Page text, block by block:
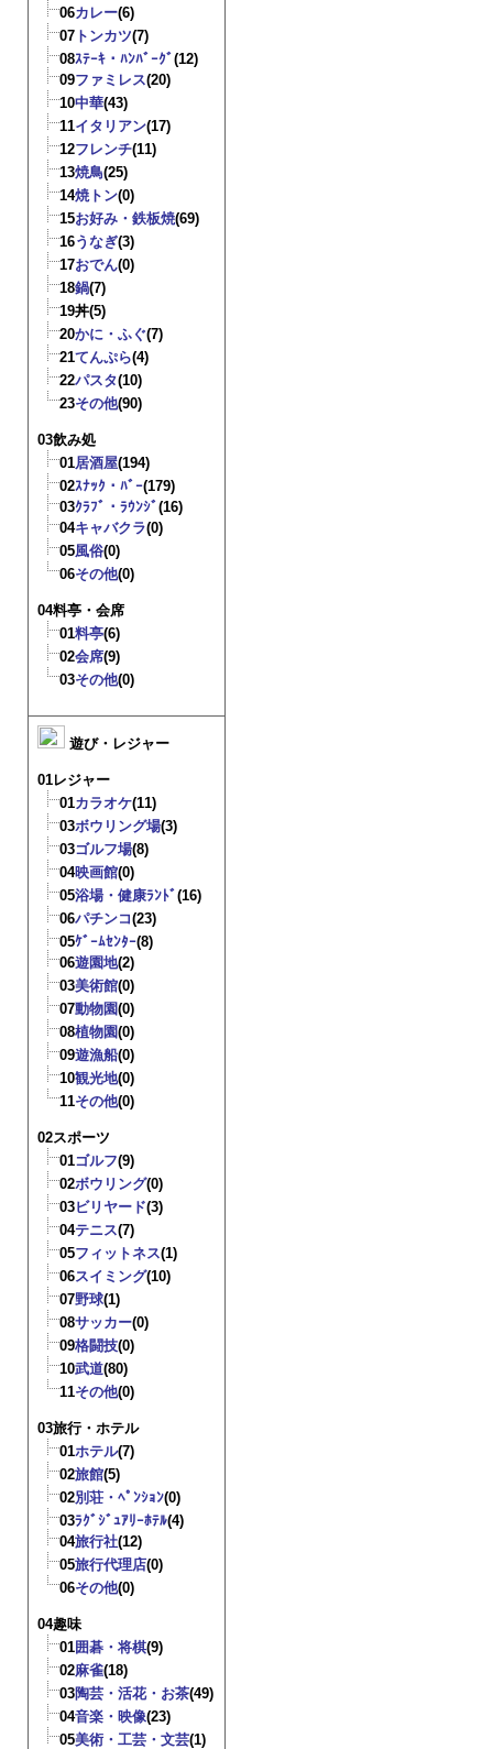
06カレー(6)
07 トンカツ(7)
08ｽﾃｰｷ・ﾊﾝﾊﾞｰｸﾞ(12)
09ファミレス(20)
10中華(43)
11イタリアン(17)
12フレンチ(11)
13焼鳥(25)
14焼トン(0)
15お好み・鉄板焼(69)
16うなぎ(3)
17おでん(0)
18鍋(7)
19丼(5)
20かに・ふぐ(7)
21てんぷら(4)
22パスタ(10)
23その他(90)
03飲み処
01居酒屋(194)
02ｽﾅｯｸ・ﾊﾞｰ(179)
03ｸﾗﾌﾞ・ﾗｳﾝｼﾞ(16)
04キャバクラ(0)
05風俗(0)
06その他(0)
04料亭・会席
01料亭(6)
02会席(9)
03その他(0)
遊び・レジャー
01レジャー
01カラオケ(11)
03ボウリング場(3)
03ゴルフ場(8)
04映画館(0)
05浴場・健康ﾗﾝﾄﾞ(16)
06パチンコ(23)
05ｹﾞｰﾑｾﾝﾀｰ(8)
06遊園地(2)
03美術館(0)
07動物園(0)
08植物園(0)
09遊漁船(0)
10観光地(0)
11その他(0)
02スポーツ
01ゴルフ(9)
02ボウリング(0)
03ビリヤード(3)
04テニス(7)
05フィットネス(1)
06スイミング(10)
07野球(1)
08サッカー(0)
09格闘技(0)
10武道(80)
11その他(0)
03旅行・ホテル
01ホテル(7)
02旅館(5)
02別荘・ﾍﾟﾝｼｮﾝ(0)
03ﾗｸﾞｼﾞｭｱﾘｰﾎﾃﾙ(4)
04旅行社(12)
05旅行代理店(0)
06その他(0)
04趣味
01囲碁・将棋(9)
02麻雀(18)
03陶芸・活花・お茶(49)
04音楽・映像(23)
05美術・工芸・文芸(1)